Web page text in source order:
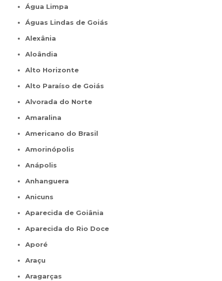
Água Limpa
Águas Lindas de Goiás
Alexânia
Aloândia
Alto Horizonte
Alto Paraíso de Goiás
Alvorada do Norte
Amaralina
Americano do Brasil
Amorinópolis
Anápolis
Anhanguera
Anicuns
Aparecida de Goiânia
Aparecida do Rio Doce
Aporé
Araçu
Aragarças